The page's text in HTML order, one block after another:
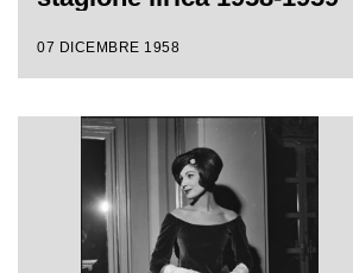
Giacomo Puccini, diretta
regia di Margherita
Wallmann
07 DICEMBRE 1958